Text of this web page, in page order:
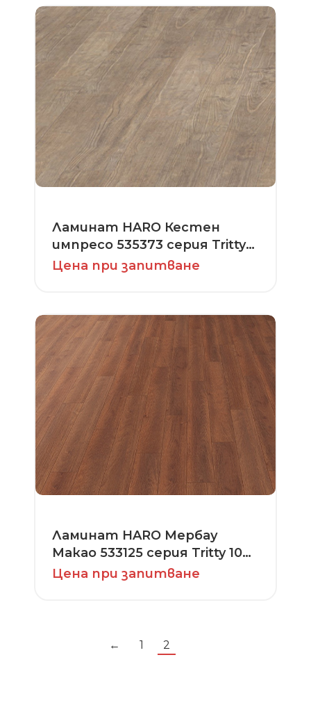
Ламинат HARO Кестен
импресо 535373 серия Tritty
100 Loft 4V
Цена при запитване
Ламинат HARO Мербау
Макао 533125 серия Tritty 100
4V
Цена при запитване
← 1 2